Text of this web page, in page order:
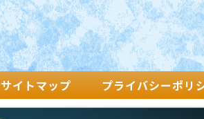
サイトマップ プライバシーポリ